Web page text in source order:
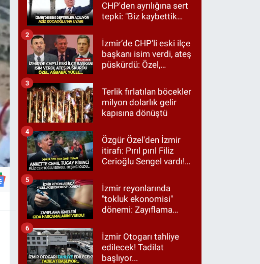
CHP'den ayrılığına sert
tepki: "Biz kaybettik
etmedik"
İzmir’de CHP’li eski ilçe
başkanı isim verdi, ateş
püskürdü: Özel,
2
Terlik fırlatılan böcekler
milyon dolarlık gelir
kapısına dönüştü
3
Özgür Özel'den İzmir
itirafı: Pırıl pırıl Filiz
Cerioğlu Sengel vardı!
Tugay birinci çıktı
4
İzmir reyonlarında
"tokluk ekonomisi"
dönemi: Zayıflama
harcamalarını vurdu!
5
İzmir Otogarı tahliye
edilecek! Tadilat
başlıyor...
6